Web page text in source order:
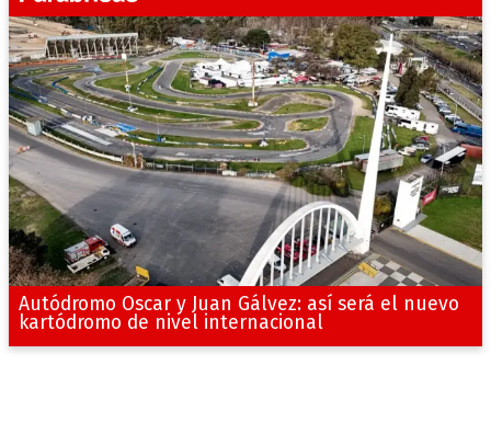
Autódromo Oscar y Juan Gálvez: así será el nuevo
kartódromo de nivel internacional